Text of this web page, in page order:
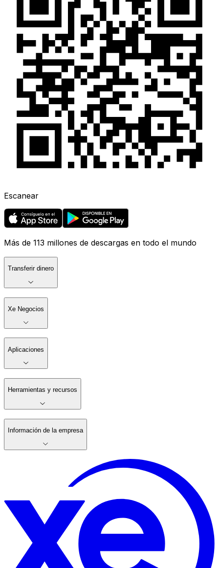
Escanear
Más de 113 millones de descargas en todo el mundo
Transferir dinero
Xe Negocios
Aplicaciones
Herramientas y recursos
Información de la empresa